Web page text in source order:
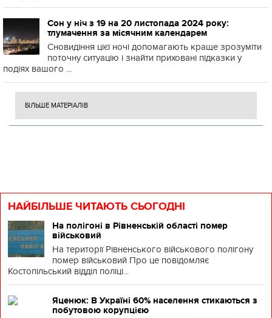
Сон у ніч з 19 на 20 листопада 2024 року:
тлумачення за місячним календарем
Сновидіння цієї ночі допомагають краще зрозуміти
поточну ситуацію і знайти приховані підказки у
подіях вашого ...
БІЛЬШЕ МАТЕРІАЛІВ
НАЙБІЛЬШЕ ЧИТАЮТЬ СЬОГОДНІ
На полігоні в Рівненській області помер
військовий
На території Рівненського військового полігону
помер військовий Про це повідомляє
Костопільський відділ поліці...
Яценюк: В Україні 60% населення стикаються з
побутовою корупцією